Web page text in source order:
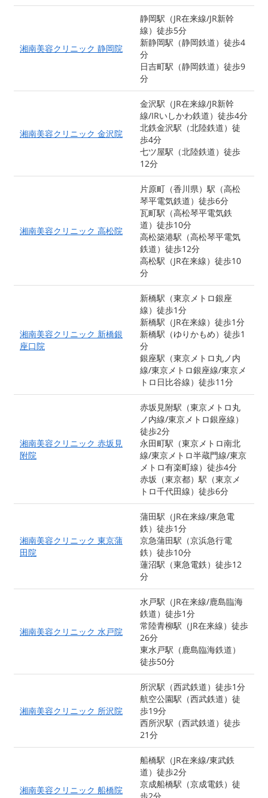
湘南美容クリニック 静岡院
静岡駅（JR在来線/JR新幹
線）徒歩5分
新静岡駅（静岡鉄道）徒歩4
分
日吉町駅（静岡鉄道）徒歩9
分
湘南美容クリニック 金沢院
金沢駅（JR在来線/JR新幹
線/IRいしかわ鉄道）徒歩4分
北鉄金沢駅（北陸鉄道）徒
歩4分
七ツ屋駅（北陸鉄道）徒歩
12分
湘南美容クリニック 高松院
片原町（香川県）駅（高松
琴平電気鉄道）徒歩6分
瓦町駅（高松琴平電気鉄
道）徒歩10分
高松築港駅（高松琴平電気
鉄道）徒歩12分
高松駅（JR在来線）徒歩10
分
湘南美容クリニック 新橋銀
座口院
新橋駅（東京メトロ銀座
線）徒歩1分
新橋駅（JR在来線）徒歩1分
新橋駅（ゆりかもめ）徒歩1
分
銀座駅（東京メトロ丸ノ内
線/東京メトロ銀座線/東京メ
トロ日比谷線）徒歩11分
湘南美容クリニック 赤坂見
附院
赤坂見附駅（東京メトロ丸
ノ内線/東京メトロ銀座線）
徒歩2分
永田町駅（東京メトロ南北
線/東京メトロ半蔵門線/東京
メトロ有楽町線）徒歩4分
赤坂（東京都）駅（東京メ
トロ千代田線）徒歩6分
湘南美容クリニック 東京蒲
田院
蒲田駅（JR在来線/東急電
鉄）徒歩1分
京急蒲田駅（京浜急行電
鉄）徒歩10分
蓮沼駅（東急電鉄）徒歩12
分
湘南美容クリニック 水戸院
水戸駅（JR在来線/鹿島臨海
鉄道）徒歩1分
常陸青柳駅（JR在来線）徒歩
26分
東水戸駅（鹿島臨海鉄道）
徒歩50分
湘南美容クリニック 所沢院
所沢駅（西武鉄道）徒歩1分
航空公園駅（西武鉄道）徒
歩19分
西所沢駅（西武鉄道）徒歩
21分
湘南美容クリニック 船橋院
船橋駅（JR在来線/東武鉄
道）徒歩2分
京成船橋駅（京成電鉄）徒